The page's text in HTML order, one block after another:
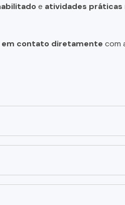
e atividades práticas
em contato diretamente com